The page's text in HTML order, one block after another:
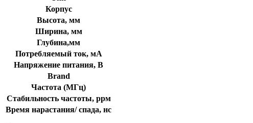
Корпус
Высота, мм
Ширина, мм
Глубина,мм
Потребляемый ток, мА
Напряжение питания, В
Brand
Частота (МГц)
Стабильность частоты, ррм
Время нарастания/ спада, нс